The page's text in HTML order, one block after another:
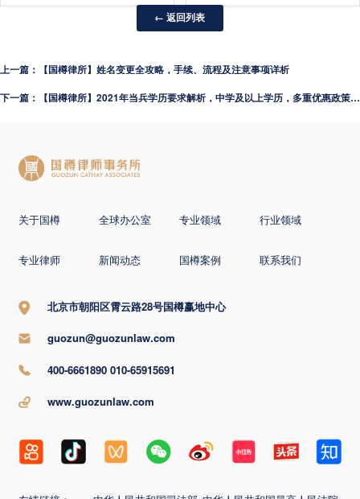
← 返回列表
上一篇：【国樽律所】姓名变更全攻略，手续、流程及注意事项详析
下一篇：【国樽律所】2021年当兵学历要求解析，中学及以上学历，多重优惠政策助力青年军旅梦
关于国樽 全球办公室 专业领域 行业领域
专业律师 新闻动态 国樽案例 联系我们
北京市朝阳区霄云路28号国樽赢地中心
guozun@guozunlaw.com
400-6661890 010-65915691
www.guozunlaw.com